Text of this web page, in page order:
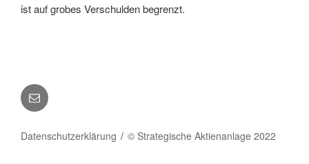
ist auf grobes Verschulden begrenzt.
E-
Mail
Datenschutzerklärung © Strategische Aktienanlage 2022